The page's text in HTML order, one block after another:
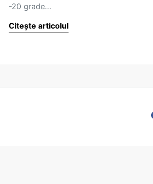
-20 grade…
Citește articolul